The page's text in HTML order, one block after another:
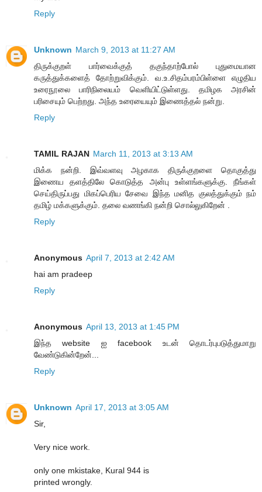
Reply
Unknown March 9, 2013 at 11:27 AM
திருக்குறள் பார்வைக்குத் தகுந்தாற்போல் புதுமையான
கருத்துக்களைத் தோற்றுவிக்கும். வ.உ.சிதம்பரம்பிள்ளை எழுதிய
உரைநூலை பாரிநிலையம் வெளியிட்டுள்ளது. தமிழக அரசின்
பரிசையும் பெற்றது. அந்த உரையையும் இணைத்தல் நன்று.
Reply
TAMIL RAJAN March 11, 2013 at 3:13 AM
மிக்க நன்றி. இவ்வளவு அழகாக திருக்குறளை தொகுத்து
இணைய தளத்திலே கொடுத்த அன்பு உள்ளங்களுக்கு. நீங்கள்
செய்திருப்பது மிகப்பெரிய சேவை இந்த மனித குலத்துக்கும் நம்
தமிழ் மக்களுக்கும். தலை வணங்கி நன்றி சொல்லுகிறேன் .
Reply
Anonymous April 7, 2013 at 2:42 AM
hai am pradeep
Reply
Anonymous April 13, 2013 at 1:45 PM
இந்த website ஐ facebook உடன் தொடர்புபடுத்துமாறு
வேண்டுகின்றேன்...
Reply
Unknown April 17, 2013 at 3:05 AM
Sir,
Very nice work.
only one mkistake, Kural 944 is
printed wrongly.